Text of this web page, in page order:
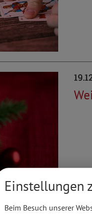
Einstellungen
Beim Besuch unserer